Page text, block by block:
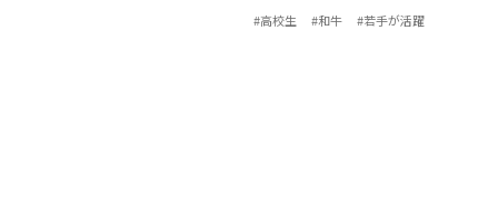
#高校生 #和牛 #若手が活躍